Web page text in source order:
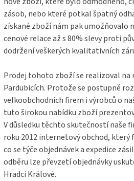
zásob, nebo které potkal špatný
získané zboží nám pak umožňovalo
cenové relace až s 80% slevy proti
dodržení veškerých kvalitativních
Prodej tohoto zboží se realizoval na
Pardubicích. Protože se postupně
velkoobchodních firem i výrobců o
tuto širokou nabídku zboží
V důsledku těchto skutečností naše
roku 2012 internetový obchod, který
co se týče objednávek a expedice
odběru lze převzetí objednávky
Hradci Králové.